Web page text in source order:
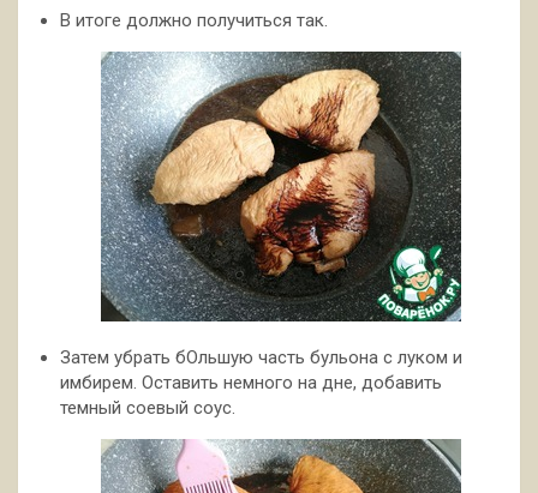
В итоге должно получиться так.
Затем убрать бОльшую часть бульона с луком и
имбирем. Оставить немного на дне, добавить
темный соевый соус.